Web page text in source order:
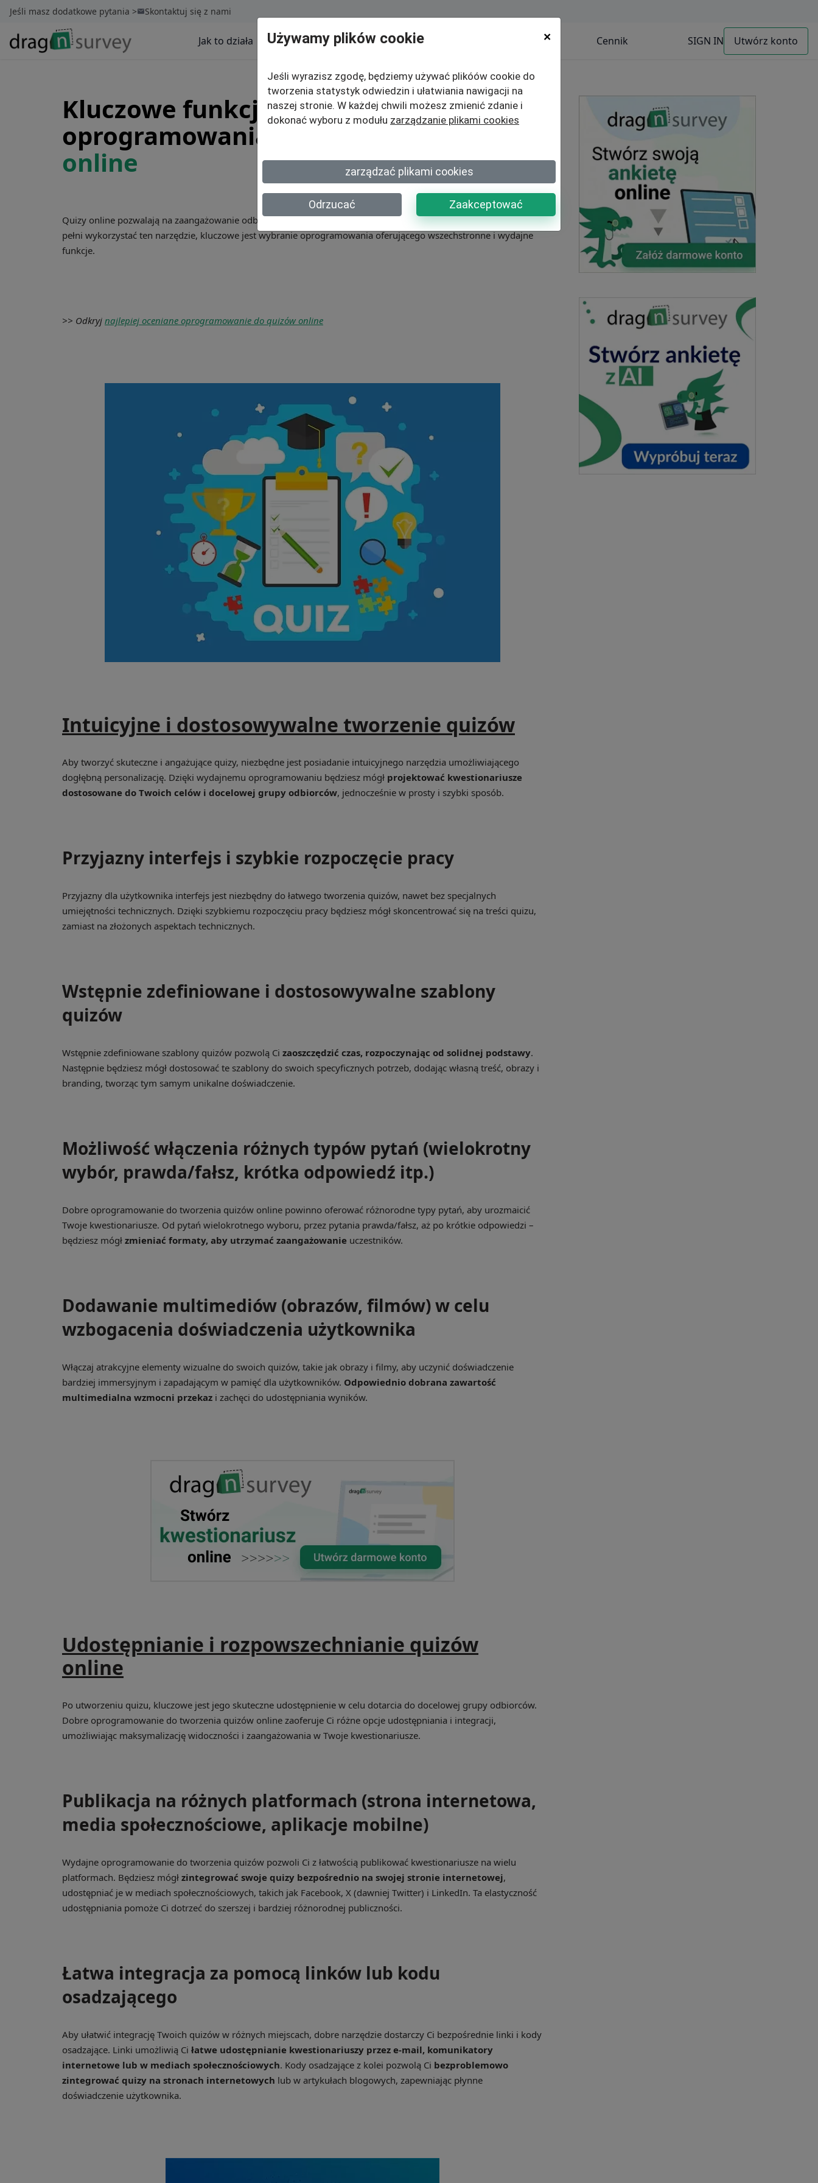
Jeśli masz dodatkowe pytania > Skontaktuj się z nami
Jak to działa Rozwiązania Przykłady Cennik SIGN IN Utwórz konto
Kluczowe funkcje dobrego
oprogramowania
do tworzenia quizów
online
Quizy online pozwalają na zaangażowanie odbiorców, ocenę wiedzy i pozyskiwanie potencjalnych klientów. Aby w
pełni wykorzystać ten narzędzie, kluczowe jest wybranie oprogramowania oferującego wszechstronne i wydajne
funkcje.
>> Odkryj najlepiej oceniane oprogramowanie do quizów online
Intuicyjne i dostosowywalne tworzenie quizów
Aby tworzyć skuteczne i angażujące quizy, niezbędne jest posiadanie intuicyjnego narzędzia umożliwiającego
dogłębną personalizację. Dzięki wydajnemu oprogramowaniu będziesz mógł projektować kwestionariusze
dostosowane do Twoich celów i docelowej grupy odbiorców, jednocześnie w prosty i szybki sposób.
Przyjazny interfejs i szybkie rozpoczęcie pracy
Przyjazny dla użytkownika interfejs jest niezbędny do łatwego tworzenia quizów, nawet bez specjalnych
umiejętności technicznych. Dzięki szybkiemu rozpoczęciu pracy będziesz mógł skoncentrować się na treści quizu,
zamiast na złożonych aspektach technicznych.
Wstępnie zdefiniowane i dostosowywalne szablony
quizów
Wstępnie zdefiniowane szablony quizów pozwolą Ci zaoszczędzić czas, rozpoczynając od solidnej podstawy.
Następnie będziesz mógł dostosować te szablony do swoich specyficznych potrzeb, dodając własną treść, obrazy i
branding, tworząc tym samym unikalne doświadczenie.
Możliwość włączenia różnych typów pytań (wielokrotny
wybór, prawda/fałsz, krótka odpowiedź itp.)
Dobre oprogramowanie do tworzenia quizów online powinno oferować różnorodne typy pytań, aby urozmaicić
Twoje kwestionariusze. Od pytań wielokrotnego wyboru, przez pytania prawda/fałsz, aż po krótkie odpowiedzi –
będziesz mógł zmieniać formaty, aby utrzymać zaangażowanie uczestników.
Dodawanie multimediów (obrazów, filmów) w celu
wzbogacenia doświadczenia użytkownika
Włączaj atrakcyjne elementy wizualne do swoich quizów, takie jak obrazy i filmy, aby uczynić doświadczenie
bardziej immersyjnym i zapadającym w pamięć dla użytkowników. Odpowiednio dobrana zawartość
multimedialna wzmocni przekaz i zachęci do udostępniania wyników.
Udostępnianie i rozpowszechnianie quizów
online
Po utworzeniu quizu, kluczowe jest jego skuteczne udostępnienie w celu dotarcia do docelowej grupy odbiorców.
Dobre oprogramowanie do tworzenia quizów online zaoferuje Ci różne opcje udostępniania i integracji,
umożliwiając maksymalizację widoczności i zaangażowania w Twoje kwestionariusze.
Publikacja na różnych platformach (strona internetowa,
media społecznościowe, aplikacje mobilne)
Wydajne oprogramowanie do tworzenia quizów pozwoli Ci z łatwością publikować kwestionariusze na wielu
platformach. Będziesz mógł zintegrować swoje quizy bezpośrednio na swojej stronie internetowej,
udostępniać je w mediach społecznościowych, takich jak Facebook, X (dawniej Twitter) i LinkedIn. Ta elastyczność
udostępniania pomoże Ci dotrzeć do szerszej i bardziej różnorodnej publiczności.
Łatwa integracja za pomocą linków lub kodu
osadzającego
Aby ułatwić integrację Twoich quizów w różnych miejscach, dobre narzędzie dostarczy Ci bezpośrednie linki i kody
osadzające. Linki umożliwią Ci łatwe udostępnianie kwestionariuszy przez e-mail, komunikatory
internetowe lub w mediach społecznościowych. Kody osadzające z kolei pozwolą Ci bezproblemowo
zintegrować quizy na stronach internetowych lub w artykułach blogowych, zapewniając płynne
doświadczenie użytkownika.
Używamy plików cookie ×
Jeśli wyrazisz zgodę, będziemy używać plikóów cookie do
tworzenia statystyk odwiedzin i ułatwiania nawigacji na
naszej stronie. W każdej chwili możesz zmienić zdanie i
dokonać wyboru z modułu zarządzanie plikami cookies
zarządzać plikami cookies
Odrzucać Zaakceptować